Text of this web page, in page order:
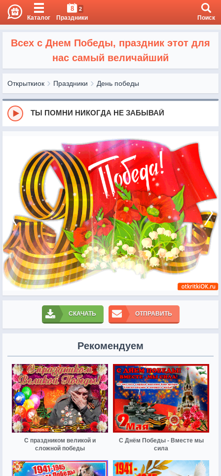
Каталог
8 2
Праздники Поиск
Всех с Днем Победы, праздник этот для
нас самый величайший
Открыткиок Праздники День победы
ТЫ ПОМНИ НИКОГДА НЕ ЗАБЫВАЙ
СКАЧАТЬ ОТПРАВИТЬ
Рекомендуем
С праздником великой и
сложной победы
С Днём Победы - Вместе мы
сила